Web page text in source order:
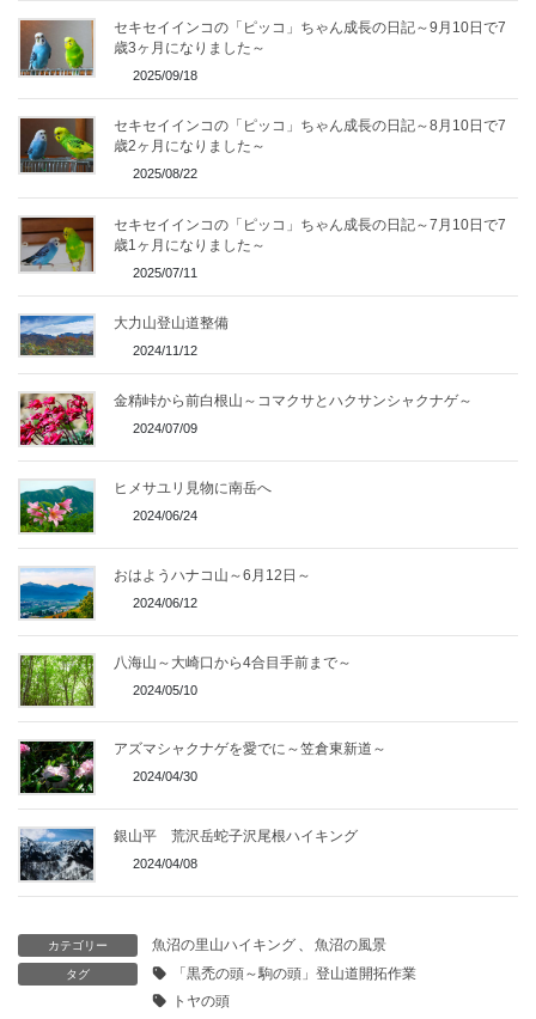
セキセイインコの「ピッコ」ちゃん成長の日記～9月10日で7
歳3ヶ月になりました～
2025/09/18
セキセイインコの「ピッコ」ちゃん成長の日記～8月10日で7
歳2ヶ月になりました～
2025/08/22
セキセイインコの「ピッコ」ちゃん成長の日記～7月10日で7
歳1ヶ月になりました～
2025/07/11
大力山登山道整備
2024/11/12
金精峠から前白根山～コマクサとハクサンシャクナゲ～
2024/07/09
ヒメサユリ見物に南岳へ
2024/06/24
おはようハナコ山～6月12日～
2024/06/12
八海山～大崎口から4合目手前まで～
2024/05/10
アズマシャクナゲを愛でに～笠倉東新道～
2024/04/30
銀山平 荒沢岳蛇子沢尾根ハイキング
2024/04/08
カテゴリー 魚沼の里山ハイキング 、 魚沼の風景
タグ
「黒禿の頭～駒の頭」登山道開拓作業
トヤの頭